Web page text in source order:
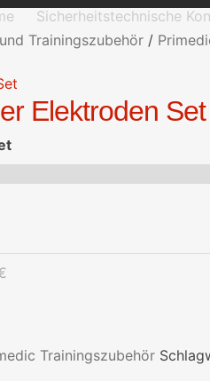
Trainingszubehör/
Elektroden Set